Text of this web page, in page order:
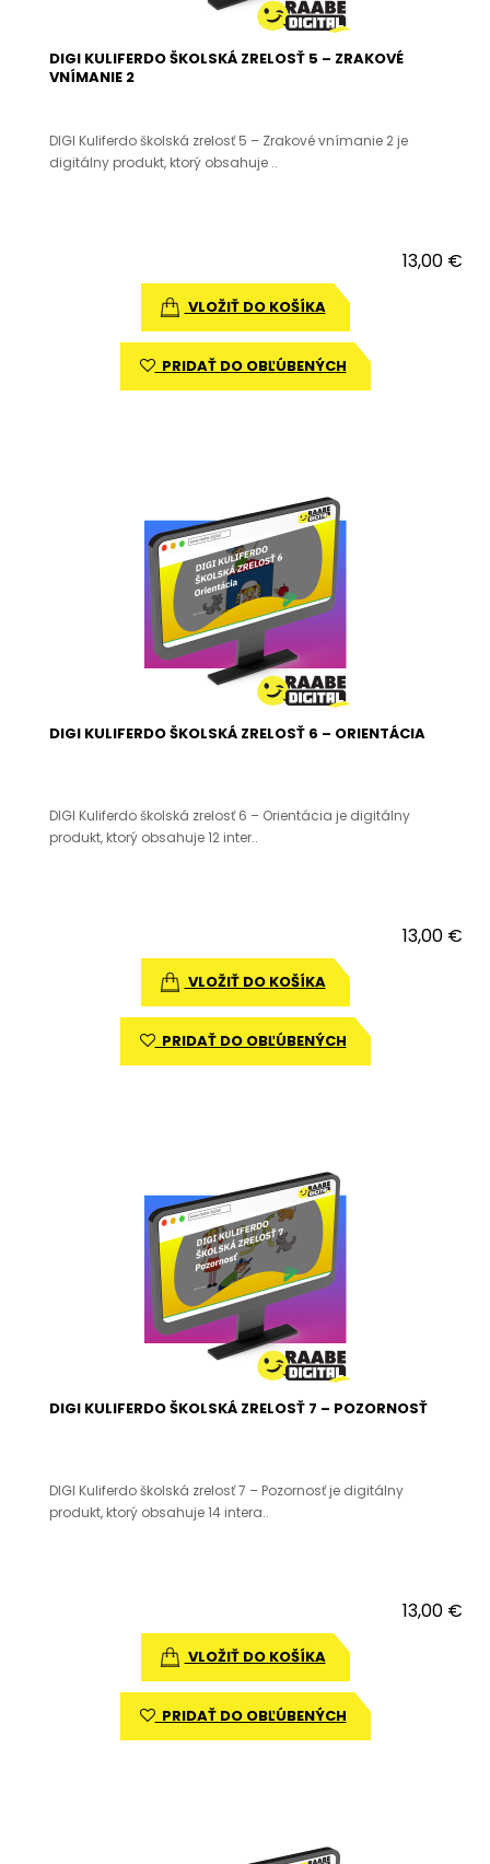
DIGI KULIFERDO ŠKOLSKÁ ZRELOSŤ 5 – ZRAKOVÉ
VNÍMANIE 2
DIGI Kuliferdo školská zrelosť 5 – Zrakové vnímanie 2 je
digitálny produkt, ktorý obsahuje ..
13,00 €
VLOŽIŤ DO KOŠÍKA
PRIDAŤ DO OBĽÚBENÝCH
DIGI KULIFERDO ŠKOLSKÁ ZRELOSŤ 6 – ORIENTÁCIA
DIGI Kuliferdo školská zrelosť 6 – Orientácia je digitálny
produkt, ktorý obsahuje 12 inter..
13,00 €
VLOŽIŤ DO KOŠÍKA
PRIDAŤ DO OBĽÚBENÝCH
DIGI KULIFERDO ŠKOLSKÁ ZRELOSŤ 7 – POZORNOSŤ
DIGI Kuliferdo školská zrelosť 7 – Pozornosť je digitálny
produkt, ktorý obsahuje 14 intera..
13,00 €
VLOŽIŤ DO KOŠÍKA
PRIDAŤ DO OBĽÚBENÝCH